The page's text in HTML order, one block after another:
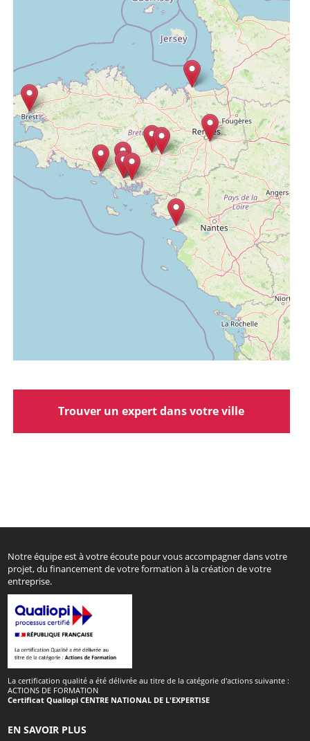
Trouver un expert dans votre ville
Notre équipe est à votre écoute pour vous accompagner dans votre
projet, du financement de votre formation à la création de votre
entreprise.
La certification qualité a été délivrée au titre de la catégorie d'actions suivante :
ACTIONS DE FORMATION
Certificat Qualiopi CENTRE NATIONAL DE L'EXPERTISE
EN SAVOIR PLUS